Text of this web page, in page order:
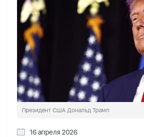
Президент США Дональд Трамп
16 апреля 2026